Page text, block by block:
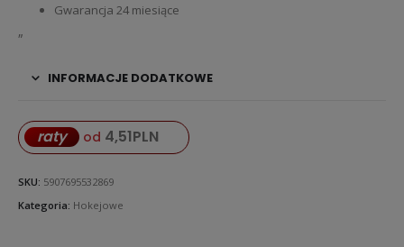
Gwarancja 24 miesiące
„
INFORMACJE DODATKOWE
raty od 4,51PLN
SKU: 5907695532869
Kategoria: Hokejowe